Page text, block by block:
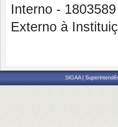
Interno -
Externo à
SIGAA |